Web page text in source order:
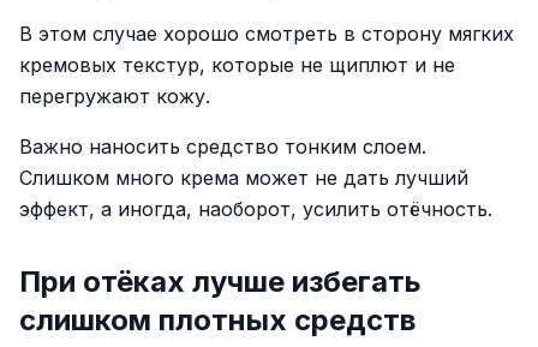
В этом случае хорошо смотреть в сторону мягких
кремовых текстур, которые не щиплют и не
перегружают кожу.
Важно наносить средство тонким слоем.
Слишком много крема может не дать лучший
эффект, а иногда, наоборот, усилить отёчность.
При отёках лучше избегать
слишком плотных средств